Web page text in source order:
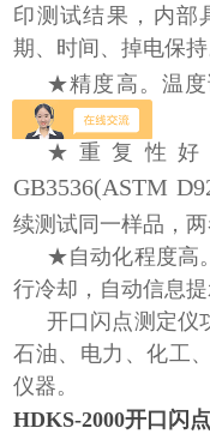
印测试结果，内部
期、时间、掉电保持
★精度高。温度
0.1℃。
★重复性好
GB3536(ASTM
续测试同一样品，
★自动化程度高
行冷却，自动信息提
开口闪点测定仪
石油、电力、化工
仪器。
HDKS-2000开口闪